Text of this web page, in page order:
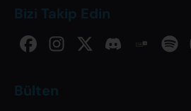
Bizi Takip Edin
Bülten